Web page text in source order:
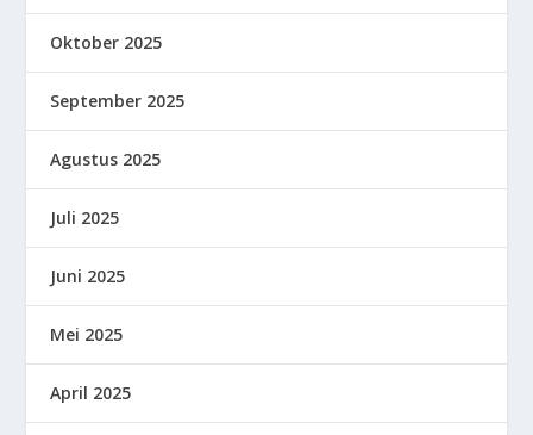
Oktober 2025
September 2025
Agustus 2025
Juli 2025
Juni 2025
Mei 2025
April 2025